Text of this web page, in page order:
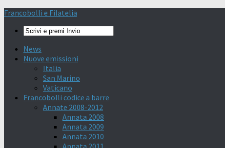
Francobolli e Filatelia
News
Nuove emissioni
Italia
San Marino
Vaticano
Francobolli codice a barre
Annate 2008-2012
Annata 2008
Annata 2009
Annata 2010
Annata 2011